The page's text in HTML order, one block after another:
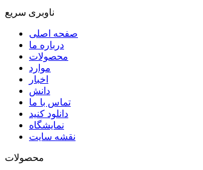
ناوبری سریع
صفحه اصلی
درباره ما
محصولات
موارد
اخبار
دانش
تماس با ما
دانلود کنید
نمایشگاه
نقشه سایت
محصولات